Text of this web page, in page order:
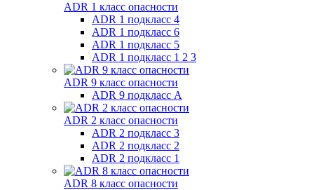
ADR 1 класс опасности
ADR 1 подкласс 4
ADR 1 подкласс 6
ADR 1 подкласс 5
ADR 1 подкласс 1 2 3
ADR 9 класс опасности
ADR 9 подкласс A
ADR 2 класс опасности
ADR 2 подкласс 3
ADR 2 подкласс 2
ADR 2 подкласс 1
ADR 8 класс опасности